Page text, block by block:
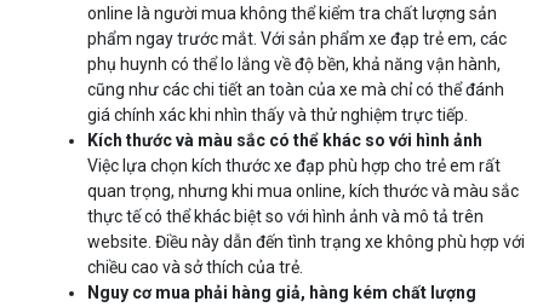
online là người mua không thể kiểm tra chất lượng sản
phẩm ngay trước mắt. Với sản phẩm xe đạp trẻ em, các
phụ huynh có thể lo lắng về độ bền, khả năng vận hành,
cũng như các chi tiết an toàn của xe mà chỉ có thể đánh
giá chính xác khi nhìn thấy và thử nghiệm trực tiếp.
Kích thước và màu sắc có thể khác so với hình ảnh
Việc lựa chọn kích thước xe đạp phù hợp cho trẻ em rất
quan trọng, nhưng khi mua online, kích thước và màu sắc
thực tế có thể khác biệt so với hình ảnh và mô tả trên
website. Điều này dẫn đến tình trạng xe không phù hợp với
chiều cao và sở thích của trẻ.
Nguy cơ mua phải hàng giả, hàng kém chất lượng